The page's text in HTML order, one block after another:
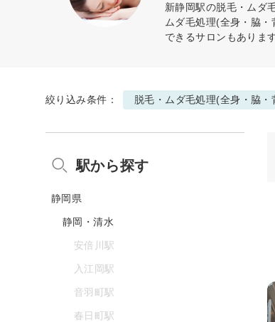
新静岡駅の脱毛・ムダ
ムダ毛処理(全身・脇
できるサロンもあります
絞り込み条件： 脱毛・ムダ毛処理(全身・脇
駅から探す
静岡県
静岡・清水
安倍川駅
入江岡駅
音羽町駅
春日町駅